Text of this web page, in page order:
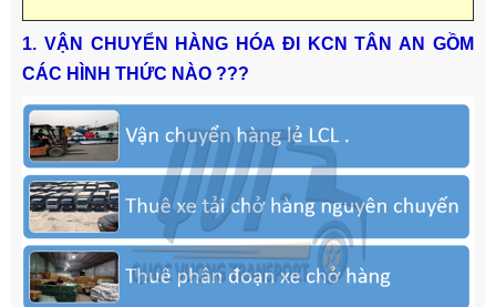
1. VẬN CHUYỂN HÀNG HÓA ĐI KCN TÂN AN GỒM
CÁC HÌNH THỨC NÀO ???